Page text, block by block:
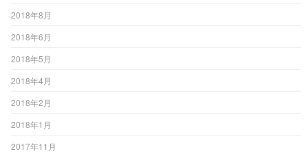
2018年8月
2018年6月
2018年5月
2018年4月
2018年2月
2018年1月
2017年11月